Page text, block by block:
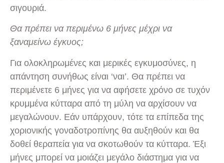
σιγουριά.
Θα πρέπει να περιμένω 6 μήνες μέχρι να
ξαναμείνω έγκυος;
Για ολοκληρωμένες και μερικές εγκυμοσύνες, η
απάντηση συνήθως είναι ‘ναι’. Θα πρέπει να
περιμένετε 6 μήνες για να αφήσετε χρόνο σε τυχόν
κρυμμένα κύτταρα από τη μύλη να αρχίσουν να
μεγαλώνουν. Εάν υπάρχουν, τότε τα επίπεδα της
χοριονικής γοναδοτροπίνης θα αυξηθούν και θα
δοθεί θεραπεία για να σκοτωθούν τα κύτταρα. Έξι
μήνες μπορεί να μοιάζει μεγάλο διάστημα για να